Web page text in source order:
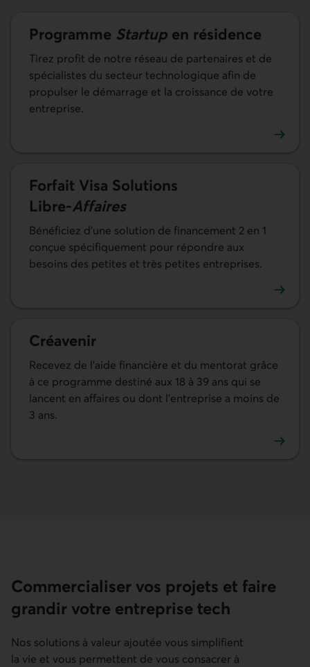
Programme Startup en résidence
Tirez profit de notre réseau de partenaires et de
spécialistes du secteur technologique afin de
propulser le démarrage et la croissance de votre
entreprise.
Forfait Visa Solutions
Libre-Affaires
Bénéficiez d'une solution de financement 2 en 1
conçue spécifiquement pour répondre aux
besoins des petites et très petites entreprises.
Créavenir
Recevez de l'aide financière et du mentorat grâce
à ce programme destiné aux 18 à 39 ans qui se
lancent en affaires ou dont l'entreprise a moins de
3 ans.
Commercialiser vos projets et faire
grandir votre entreprise tech
Nos solutions à valeur ajoutée vous simplifient
la vie et vous permettent de vous consacrer à